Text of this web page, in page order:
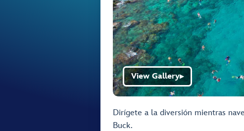
View Gallery▶
Dirígete a la diversión mientras
Buck.